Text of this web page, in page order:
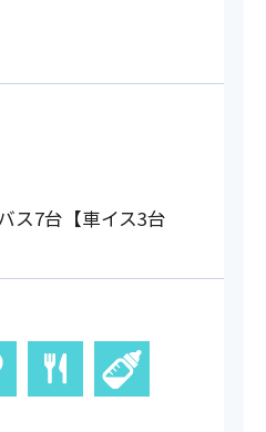
ス7台【車イス3台